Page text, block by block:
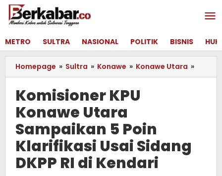
Lewati
konten
METRO
SULTRA NASIONAL POLITIK BISNIS
Homepage » Sultra » Konawe » Konawe Utara »
KPU
Komisioner KPU
Konawe Utara
Sampaikan 5 Poin
Klarifikasi Usai Sidang
DKPP RI di Kendari